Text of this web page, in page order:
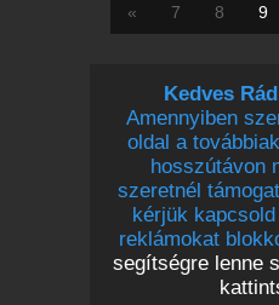
« 7 8 9
Kedves
Amennyiben
oldal a
hosszútávon
szeretnél
kérjük
reklámokat
segítségre lenne